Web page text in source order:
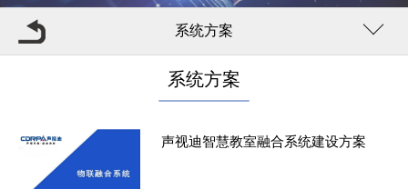
系统方案
系统方案
声视迪智慧教室融合系统建设方案